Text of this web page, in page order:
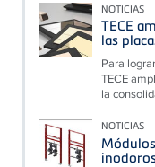
NOTICIAS
TECE
las
Para
TECE
la
NOTICIAS